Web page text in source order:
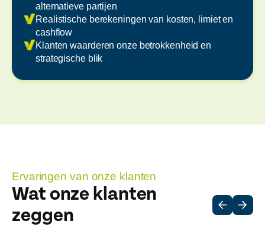
alternatieve partijen
Realistische berekeningen van kosten, limiet en
cashflow
Klanten waarderen onze betrokkenheid en
strategische blik
Ervaringen van onze klanten
Wat onze klanten
zeggen